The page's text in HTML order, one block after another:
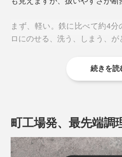
一方、電気式トースターは、
るため水分が抜けやすくパサ
フレンチトースト、ロールパ
まず、軽い。鉄に比べて約4
ロにのせる、洗う、しまう、が
サイズも横18×縦15×高さ
続きを読
町工場発、最先端調